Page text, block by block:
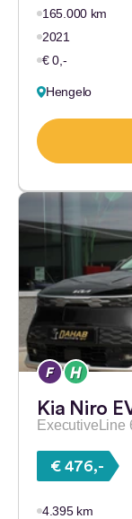
165.000 km
2021
€ 0,-
Hengelo
Kia Niro
€ 476,-
4.395 km